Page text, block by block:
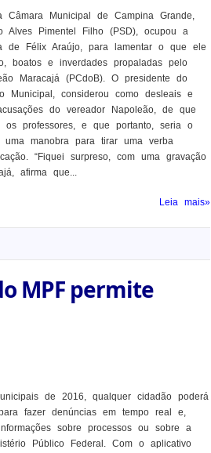
Câmara Municipal de Campina Grande,
Alves Pimentel Filho (PSD), ocupou a
de Félix Araújo, para lamentar o que ele
boatos e inverdades propaladas pelo
Maracajá (PCdoB). O presidente do
Municipal, considerou como desleais e
do vereador Napoleão, de que
os professores, e que portanto, seria o
uma manobra para tirar uma verba
“Fiquei surpreso, com uma gravação
afirma que...
Leia mais»
MPF permite
de 2016, qualquer cidadão poderá
fazer denúncias em tempo real e,
sobre processos ou sobre a
Público Federal. Com o aplicativo